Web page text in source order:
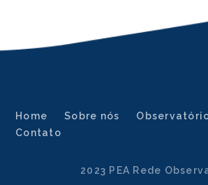
Home Sobre nós
Contato
2023 PEA Rede